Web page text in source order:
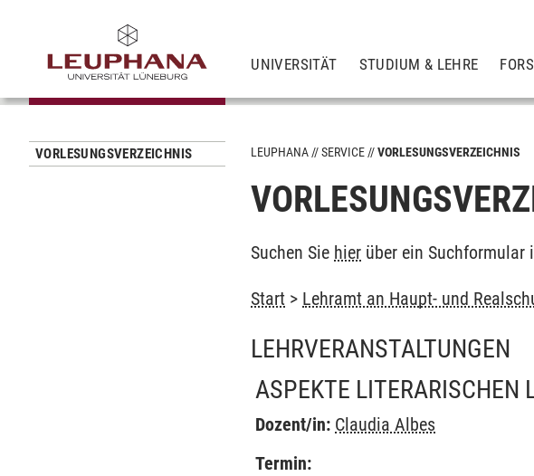
UNIVERSITÄT STUDIUM & LEHRE
VORLESUNGSVERZEICHNIS LEUPHANA SERVICE VORLESUNGSVERZEICHNIS
Suchen Sie hier über ein Suchformular
Start > Lehramt an Haupt- und
LEHRVERANSTALTUNGEN
ASPEKTE LITERARISCHEN
Dozent/in: Claudia Albes
Termin: